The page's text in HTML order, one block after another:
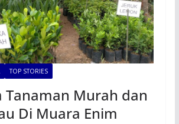
TOP STORIES
Tanaman Murah dan
Di Muara Enim